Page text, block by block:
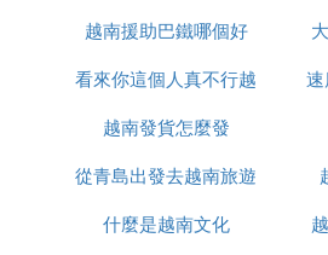
：國內飛越南的往返機票
或直飛價格較高）。
：旅遊簽證費用約200-
：經濟型酒店每晚100-300
00元。
：街邊小吃每餐10-20元，
境
越南援助巴鐵哪個好
看來你這個人真不行越
南語怎麼說
越南發貨怎麼發
從青島出發去越南旅遊
怎麼辦
什麼是越南文化